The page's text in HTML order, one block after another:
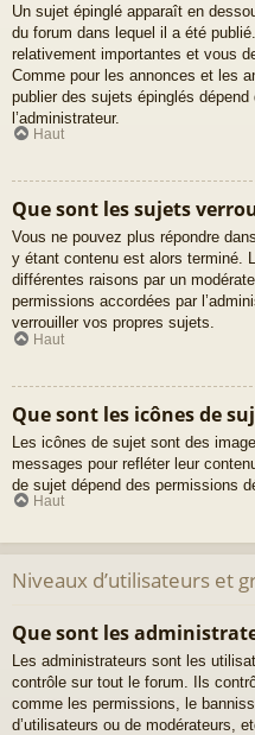
Un sujet épinglé apparaît en
du forum dans lequel il a été
relativement importantes et vous
Comme pour les annonces et les
publier des sujets épinglés
l’administrateur.
Haut
Que sont les sujets
Vous ne pouvez plus répondre
y étant contenu est alors terminé.
différentes raisons par un
permissions accordées par
verrouiller vos propres sujets.
Haut
Que sont les icônes de
Les icônes de sujet sont des
messages pour refléter leur
de sujet dépend des permissions
Haut
Niveaux d’utilisateurs et
Que sont les
Les administrateurs sont les
contrôle sur tout le forum. Ils
comme les permissions, le
d’utilisateurs ou de modérateurs,